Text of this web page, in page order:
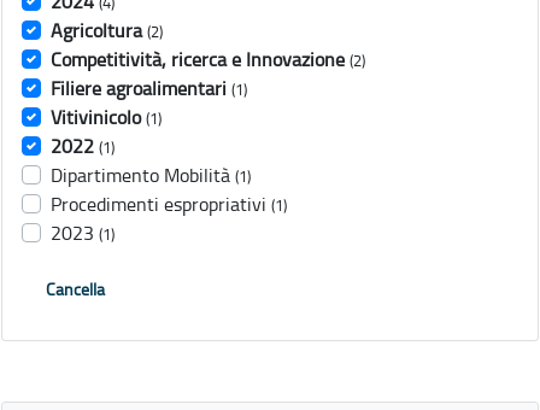
Agricoltura (2)
Competitività, ricerca e Innovazione (2)
Filiere agroalimentari (1)
Vitivinicolo (1)
2022 (1)
Dipartimento Mobilità (1)
Procedimenti espropriativi (1)
2023 (1)
Cancella